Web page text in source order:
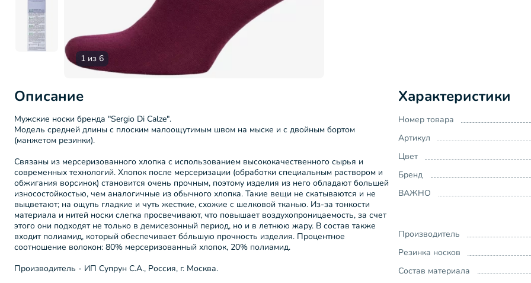
1 из 6
Описание
Мужские носки бренда "Sergio Di Calze".
Модель средней длины с плоским малоощутимым швом на мыске и с двойным бортом
(манжетом резинки).
Связаны из мерсеризованного хлопка с использованием высококачественного сырья и
современных технологий. Хлопок после мерсеризации (обработки специальным раствором и
обжигания ворсинок) становится очень прочным, поэтому изделия из него обладают большей
износостойкостью, чем аналогичные из обычного хлопка. Такие вещи не скатываются и не
выцветают; на ощупь гладкие и чуть жесткие, схожие с шелковой тканью. Из-за тонкости
материала и нитей носки слегка просвечивают, что повышает воздухопроницаемость, за счет
этого они подходят не только в демисезонный период, но и в летнюю жару. В состав также
входит полиамид, который обеспечивает бóльшую прочность изделия. Процентное
соотношение волокон: 80% мерсеризованный хлопок, 20% полиамид.
Производитель - ИП Супрун С.А., Россия, г. Москва.
Характеристики
Номер товара
Артикул
Цвет
Бренд
ВАЖНО
Производитель
Резинка носков
Состав материала